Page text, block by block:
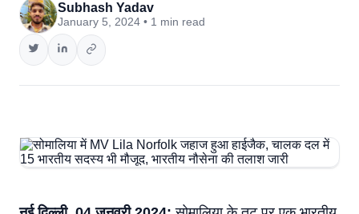
Subhash Yadav
January 5, 2024 • 1 min read